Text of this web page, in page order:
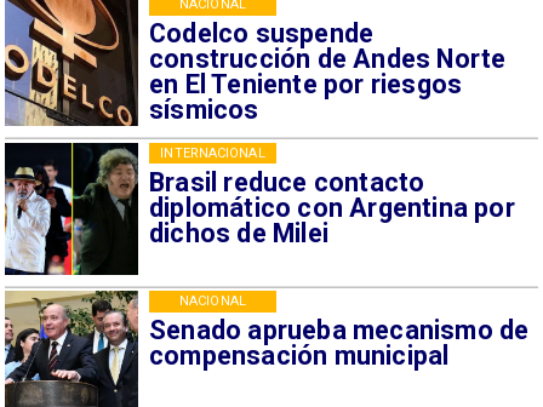
Codelco suspende
construcción de Andes Norte
en El Teniente por riesgos
sísmicos
NACIONAL
Brasil reduce contacto
diplomático con Argentina por
dichos de Milei
INTERNACIONAL
Senado aprueba mecanismo de
compensación municipal
NACIONAL